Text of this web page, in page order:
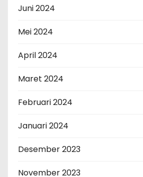
Juni 2024
Mei 2024
April 2024
Maret 2024
Februari 2024
Januari 2024
Desember 2023
November 2023